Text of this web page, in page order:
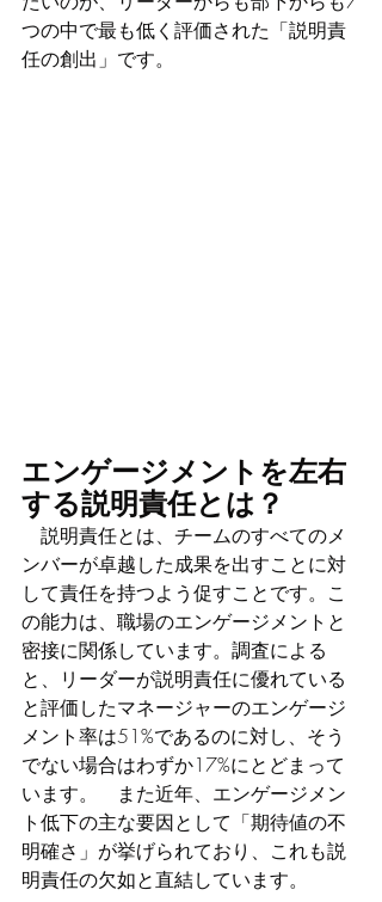
つの中で最も低く評価された「説明責
任の創出」です。
エンゲージメントを左右
する説明責任とは？
説明責任とは、チームのすべてのメ
ンバーが卓越した成果を出すことに対
して責任を持つよう促すことです。こ
の能力は、職場のエンゲージメントと
密接に関係しています。調査による
と、リーダーが説明責任に優れている
と評価したマネージャーのエンゲージ
メント率は51%であるのに対し、そう
でない場合はわずか17%にとどまって
います。　また近年、エンゲージメン
ト低下の主な要因として「期待値の不
明確さ」が挙げられており、これも説
明責任の欠如と直結しています。